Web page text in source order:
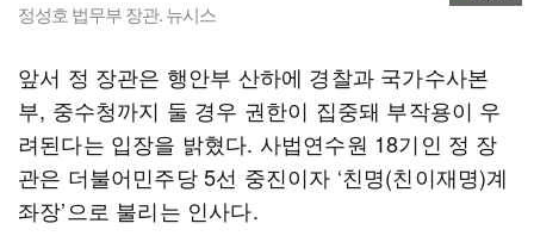
정성호 법무부 장관. 뉴시스
앞서 정 장관은 행안부 산하에 경찰과 국가수사본
부, 중수청까지 둘 경우 권한이 집중돼 부작용이 우
려된다는 입장을 밝혔다. 사법연수원 18기인 정 장
관은 더불어민주당 5선 중진이자 ‘친명(친이재명)계
좌장’으로 불리는 인사다.